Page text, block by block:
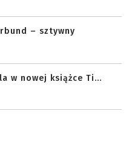
– sztywny
w nowej książce Ti...